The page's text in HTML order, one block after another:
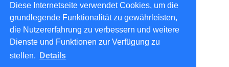
Diese Internetseite verwendet Cookies, um die
grundlegende Funktionalität zu gewährleisten,
die Nutzererfahrung zu verbessern und weitere
Dienste und Funktionen zur Verfügung zu
stellen.
Details